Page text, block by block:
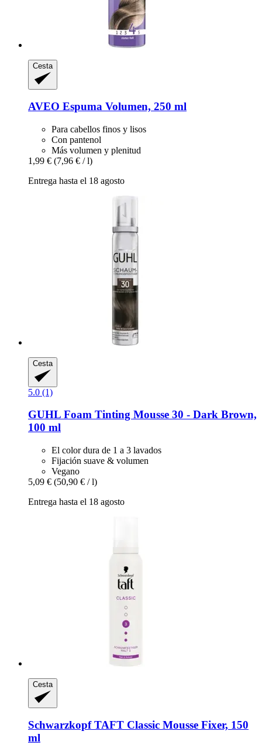
Cesta
AVEO Espuma Volumen, 250 ml
Para cabellos finos y lisos
Con pantenol
Más volumen y plenitud
1,99 € (7,96 € / l)
Entrega hasta el 18 agosto
Cesta
5.0 (1)
GUHL Foam Tinting Mousse 30 -​ Dark Brown,
100 ml
El color dura de 1 a 3 lavados
Fijación suave & volumen
Vegano
5,09 € (50,90 € / l)
Entrega hasta el 18 agosto
Cesta
SchwarzkopfTAFT Classic Mousse Fixer, 150
ml